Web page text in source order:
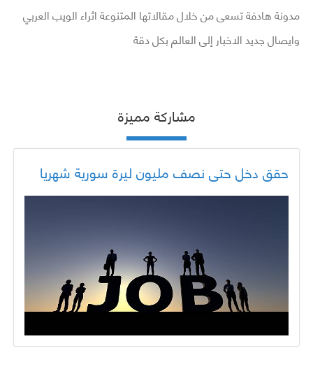
مدونة هادفة تسعى من خلال مقالاتها المتنوعة اثراء الويب العربي
وايصال جديد الاخبار إلى العالم بكل دقة
مشاركة مميزة
حقق دخل حتى نصف مليون ليرة سورية شهريا